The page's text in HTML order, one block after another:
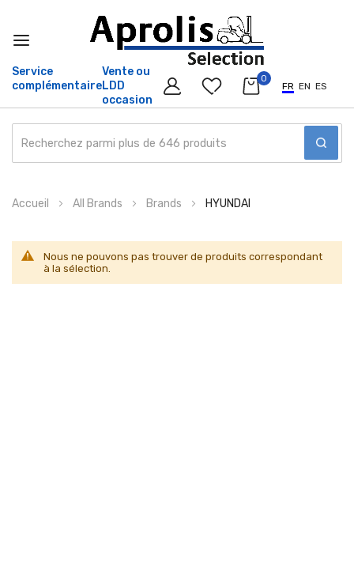
Service
complémentaire
Vente ou
LDD
occasion
0
FR EN ES
au
Accueil All Brands Brands HYUNDAI
Nous ne pouvons pas trouver de produits correspondant
à la sélection.